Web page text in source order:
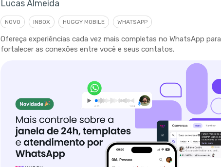
Lucas Almeida
NOVO INBOX HUGGY MOBILE WHATSAPP
Ofereça experiências cada vez mais completas no WhatsApp para
fortalecer as conexões entre você e seus contatos.